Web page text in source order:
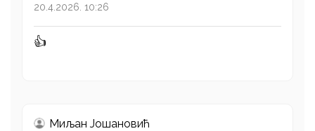
20.4.2026. 10:26
👍
Миљан Јошановић